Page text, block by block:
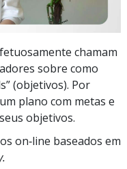
chamam
sobre como
(objetivos). Por
plano com metas e
objetivos.
on‑line baseados em